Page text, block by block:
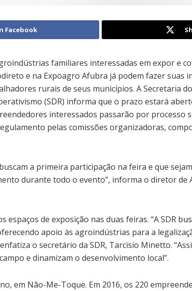
Facebook
familiares interessadas em expor e
e na Expoagro Afubra já podem fazer suas
rurais de seus municípios. A Secretaria
(SDR) informa que o prazo estará
interessados passarão por processo
pelas comissões organizadoras,
a primeira participação na feira e que
durante todo o evento”, informa o diretor
de exposição nas duas feiras. “A SDR
apoio às agroindústrias para a
o secretário da SDR, Tarcisio Minetto.
e dinamizam o desenvolvimento local”.
em Não-Me-Toque. Em 2016, os 220